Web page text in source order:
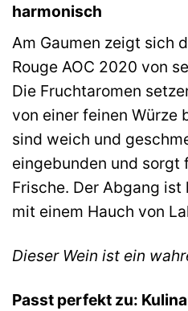
harmonisch
Am Gaumen zeigt sich
Rouge AOC 2020 von
Die Fruchtaromen
von einer feinen Würze
sind weich und
eingebunden und sorgt
Frische. Der Abgang
mit einem Hauch von
Dieser Wein ist ein
Passt perfekt zu: